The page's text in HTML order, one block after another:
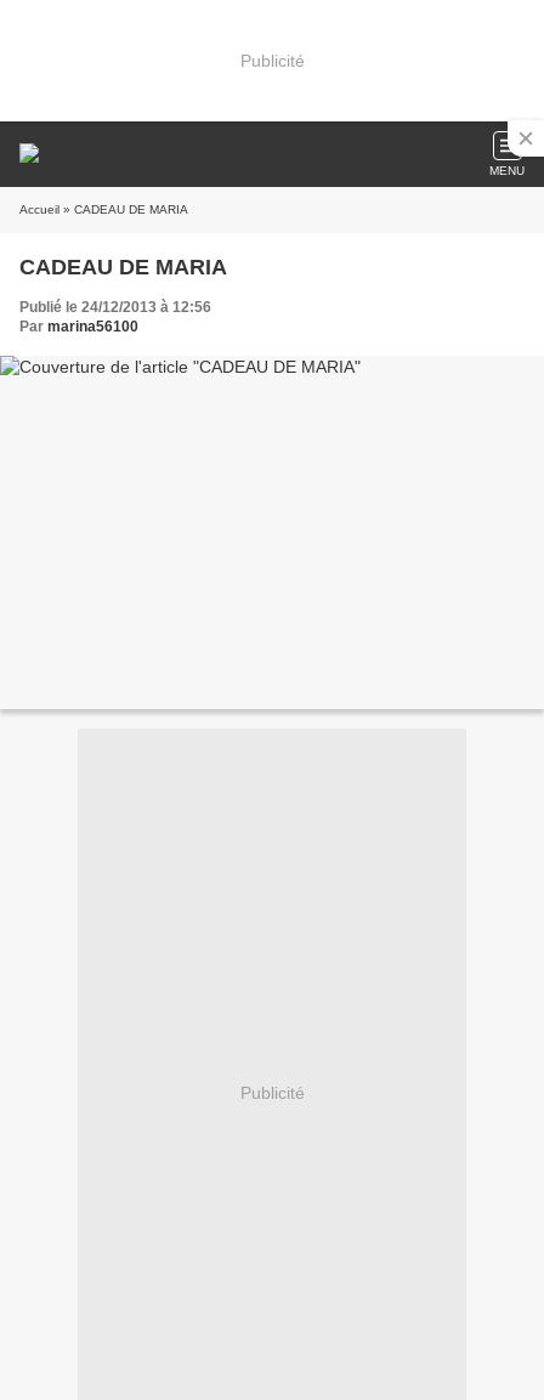
Publicité
MENU
Accueil » CADEAU DE MARIA
CADEAU DE MARIA
Publié le 24/12/2013 à 12:56
Par marina56100
Publicité